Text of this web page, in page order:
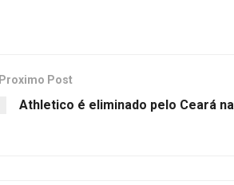
Proximo Post
Athletico é eliminado pelo Ceará